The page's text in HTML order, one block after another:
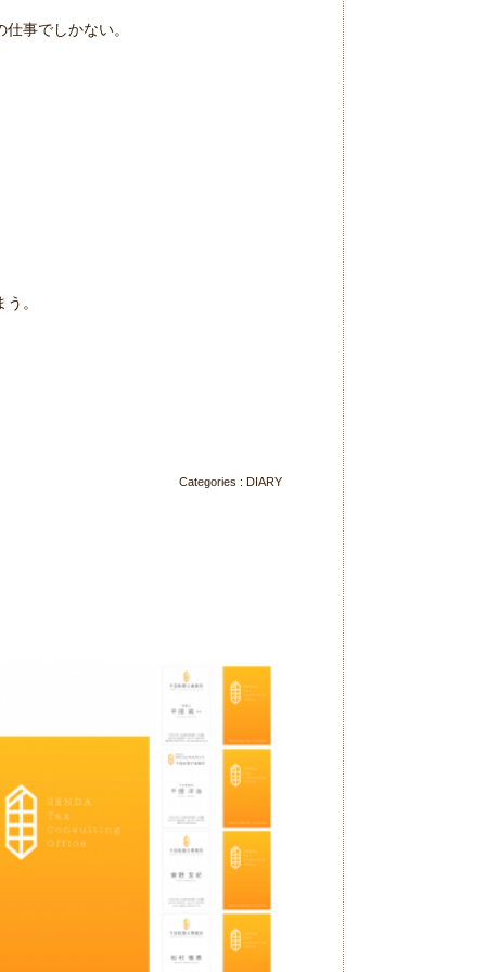
事でしかない。
。
Categories : DIARY